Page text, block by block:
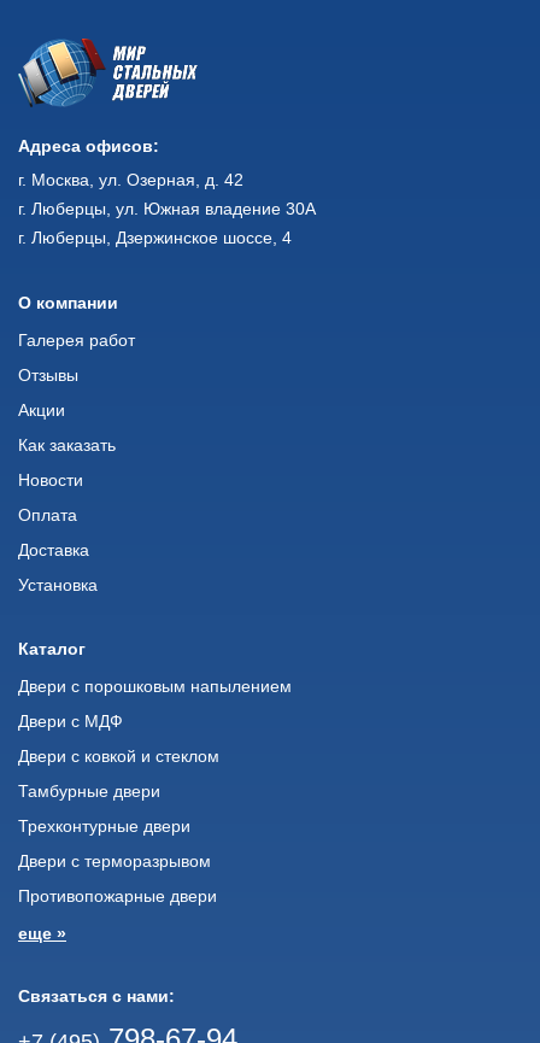
Адреса офисов:
г. Москва, ул. Озерная, д. 42
г. Люберцы, ул. Южная владение 30А
г. Люберцы, Дзержинское шоссе, 4
О компании
Галерея работ
Отзывы
Акции
Как заказать
Новости
Оплата
Доставка
Установка
Каталог
Двери с порошковым напылением
Двери с МДФ
Двери с ковкой и стеклом
Тамбурные двери
Трехконтурные двери
Двери с терморазрывом
Противопожарные двери
еще »
Связаться с нами: